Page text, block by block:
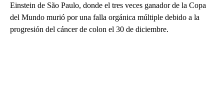
Einstein de São Paulo, donde el tres veces ganador de la Copa
del Mundo murió por una falla orgánica múltiple debido a la
progresión del cáncer de colon el 30 de diciembre.